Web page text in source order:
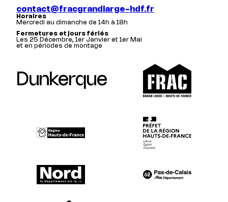
contact@fracgrandlarge-hdf.fr
Horaires
Mercredi au dimanche de 14h à 18h
Fermetures et jours fériés
Les 25 Décembre, 1er Janvier et 1er Mai
et en périodes de montage
Dunkerque